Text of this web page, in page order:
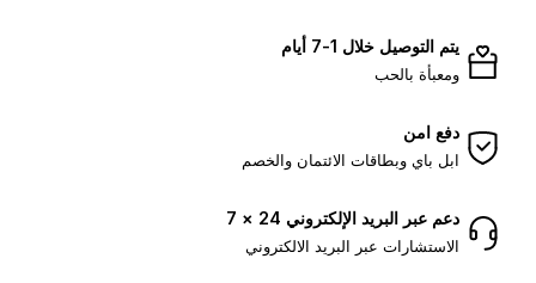
يتم التوصيل خلال 1-7 أيام
ومعبأة بالحب
دفع امن
ابل باي وبطاقات الائتمان والخصم
دعم عبر البريد الإلكتروني 24 × 7
الاستشارات عبر البريد الالكتروني